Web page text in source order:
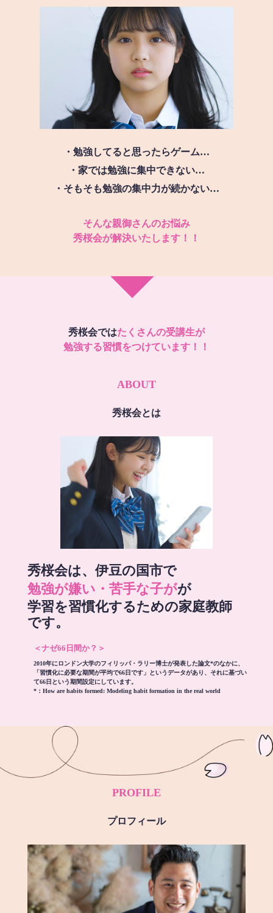
・勉強してると思ったらゲーム…
・家では勉強に集中できない…
・そもそも勉強の集中力が続かない…
そんな親御さんのお悩み
秀桜会が解決いたします！！
秀桜会ではたくさんの受講生が
勉強する習慣をつけています！！
ABOUT
秀桜会とは
秀桜会は、伊豆の国市で
勉強が嫌い・苦手な子がが
学習を習慣化するための家庭教師
です。
＜ナゼ66日間か？＞
2010年にロンドン大学のフィリッパ・ラリー博士が発表した論文*のなかに、
「習慣化に必要な期間が平均で66日です」というデータがあり、それに基づい
て66日という期間設定にしています。
*： How are habits formed: Modeling habit formation in the real world
PROFILE
プロフィール